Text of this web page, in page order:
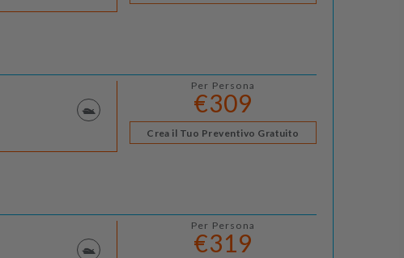
Per Persona
€309
Crea il Tuo Preventivo Gratuito
Per Persona
€319